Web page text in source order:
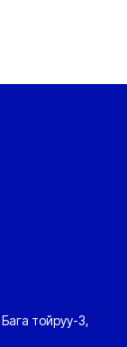
Бага тойруу-3,